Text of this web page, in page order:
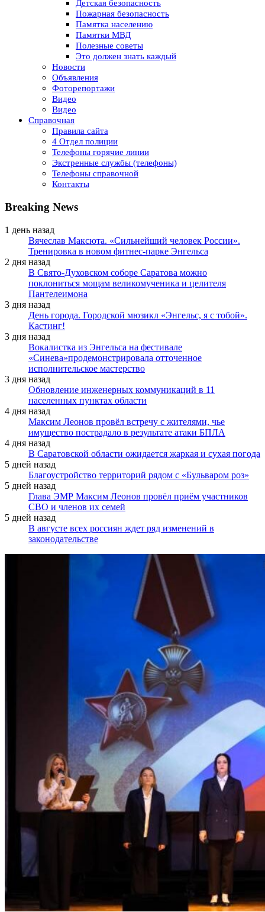
Детская безопасность
Пожарная безопасность
Памятка населению
Памятки МВД
Полезные советы
Это должен знать каждый
Новости
Объявления
Фоторепортажи
Видео
Видео
Справочная
Правила сайта
4 Отдел полиции
Телефоны горячие линии
Экстренные службы (телефоны)
Телефоны справочной
Контакты
Breaking News
1 день назад
Вячеслав Максюта. «Сильнейший человек России».
Тренировка в новом фитнес-парке Энгельса
2 дня назад
В Свято-Духовском соборе Саратова можно
поклониться мощам великомученика и целителя
Пантелеимона
3 дня назад
День города. Городской мюзикл «Энгельс, я с тобой».
Кастинг!
3 дня назад
Вокалистка из Энгельса на фестивале
«Синева»продемонстрировала отточенное
исполнительское мастерство
3 дня назад
Обновление инженерных коммуникаций в 11
населенных пунктах области
4 дня назад
Максим Леонов провёл встречу с жителями, чье
имущество пострадало в результате атаки БПЛА
4 дня назад
В Саратовской области ожидается жаркая и сухая погода
5 дней назад
Благоустройство территорий рядом с «Бульваром роз»
5 дней назад
Глава ЭМР Максим Леонов провёл приём участников
СВО и членов их семей
5 дней назад
В августе всех россиян ждет ряд изменений в
законодательстве